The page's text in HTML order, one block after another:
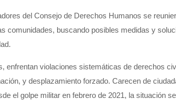
del Consejo de Derechos Humanos se
comunidades, buscando posibles medidas y
.
, enfrentan violaciones sistemáticas de derechos
y desplazamiento forzado. Carecen de
el golpe militar en febrero de 2021, la situación